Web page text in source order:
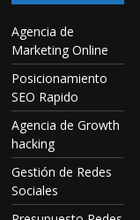
Agencia de
Marketing Online
Posicionamiento
SEO Rapido
Agencia de Growth
hacking
Gestión de Redes
Sociales